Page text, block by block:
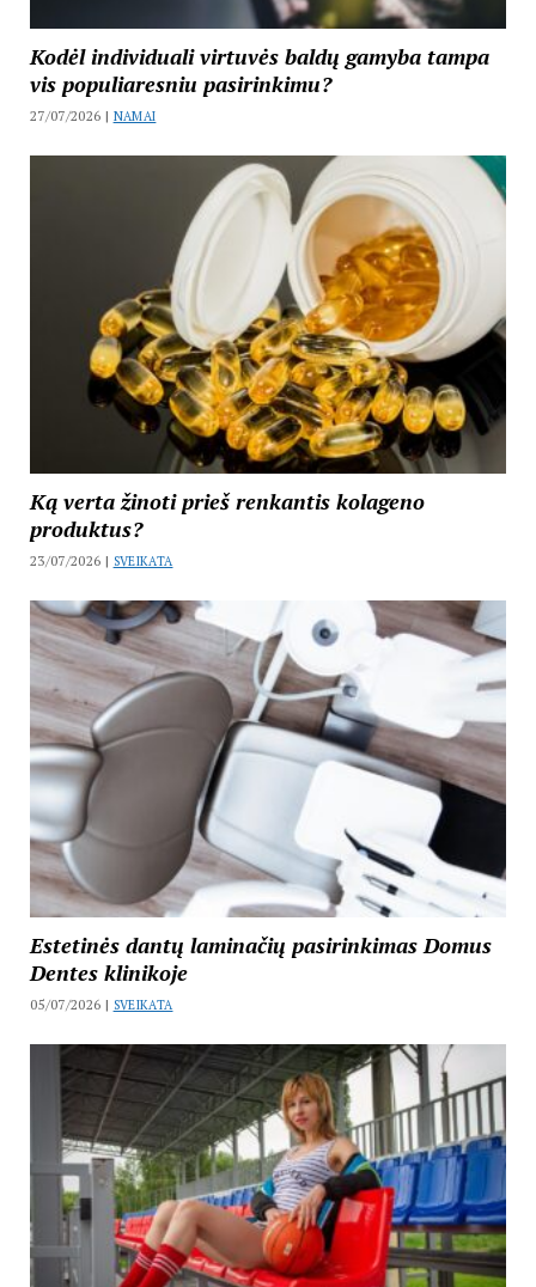
Kodėl individuali virtuvės baldų gamyba tampa
vis populiaresniu pasirinkimu?
27/07/2026 | NAMAI
Ką verta žinoti prieš renkantis kolageno
produktus?
23/07/2026 | SVEIKATA
Estetinės dantų laminačių pasirinkimas Domus
Dentes klinikoje
05/07/2026 | SVEIKATA